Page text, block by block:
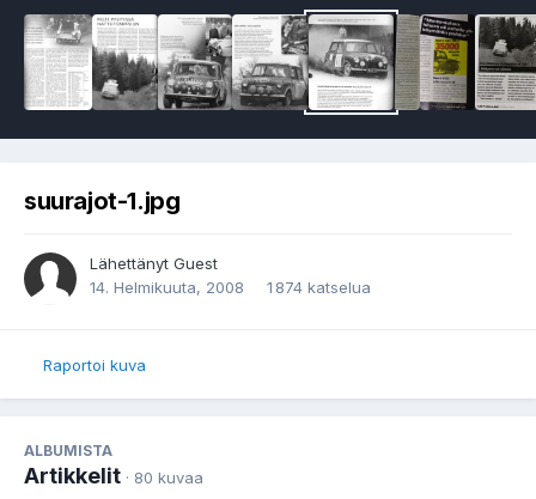
suurajot-1.jpg
Lähettänyt Guest
14. Helmikuuta, 2008
1 874 katselua
Raportoi kuva
ALBUMISTA
Artikkelit · 80 kuvaa